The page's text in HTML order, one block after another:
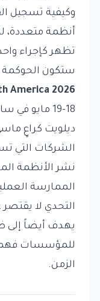
وكيفية تسجيل
أنظمة متعددة،
تظهر كإجراء
ستكون الحوكمة
America 2026
18-19 مايو في
ديلويت كراعٍ
الشركات التي
نشر الأنظمة
الممارسة
التحدي لا يقتصر
يهدف أيضاً
للمؤسسات
الزمن.